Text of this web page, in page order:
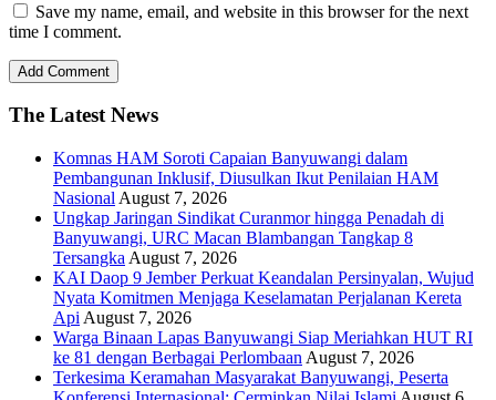
Save my name, email, and website in this browser for the next
time I comment.
The Latest News
Komnas HAM Soroti Capaian Banyuwangi dalam
Pembangunan Inklusif, Diusulkan Ikut Penilaian HAM
Nasional August 7, 2026
Ungkap Jaringan Sindikat Curanmor hingga Penadah di
Banyuwangi, URC Macan Blambangan Tangkap 8
Tersangka August 7, 2026
KAI Daop 9 Jember Perkuat Keandalan Persinyalan, Wujud
Nyata Komitmen Menjaga Keselamatan Perjalanan Kereta
Api August 7, 2026
Warga Binaan Lapas Banyuwangi Siap Meriahkan HUT RI
ke 81 dengan Berbagai Perlombaan August 7, 2026
Terkesima Keramahan Masyarakat Banyuwangi, Peserta